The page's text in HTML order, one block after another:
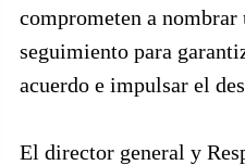
comprometen a
seguimiento para
acuerdo e impulsar el
El director general y